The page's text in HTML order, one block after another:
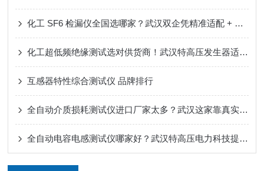
化工 SF6 检漏仪全国选哪家？武汉双企凭精准适配 + 环保适配成口碑之选
化工超低频绝缘测试选对供货商！武汉特高压发生器适配，服务口碑传行业
互感器特性综合测试仪 品牌排行
全自动介质损耗测试仪进口厂家太多？武汉这家靠真实精度赢得海外复购
全自动电容电感测试仪哪家好？武汉特高压电力科技提供可靠解决方案